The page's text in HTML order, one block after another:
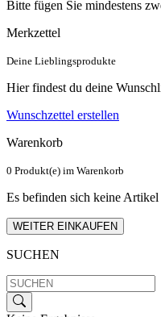
Bitte fügen Sie mindestens
Merkzettel
Deine Lieblingsprodukte
Hier findest du deine
Wunschzettel erstellen
Warenkorb
0 Produkt(e) im Warenkorb
Es befinden sich keine
WEITER EINKAUFEN
SUCHEN